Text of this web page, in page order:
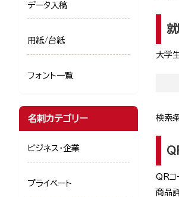
大学
検索
QRコ
商品
データ入稿
用紙/台紙
フォント一覧
名刺カテゴリー
ビジネス・企業
プライベート